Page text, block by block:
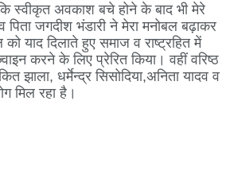
स्वीकृत अवकाश बचे होने के बाद भी मेरे
पिता जगदीश भंडारी ने मेरा मनोबल बढ़ाकर
याद दिलाते हुए समाज व राष्ट्रहित में
करने के लिए प्रेरित किया। वहीं वरिष्ठ
झाला, धर्मेन्द्र सिसोदिया,अनिता यादव व
मिल रहा है।